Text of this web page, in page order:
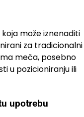
može iznenaditi
za tradicionalni
meča, posebno
u pozicioniranju ili
upotrebu